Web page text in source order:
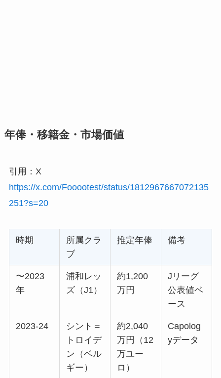
年俸・移籍金・市場価値
引用：X
https://x.com/Fooootest/status/1812967667072135
251?s=20
時期
所属クラ
ブ
推定年俸 備考
〜2023
年
浦和レッ
ズ（J1）
約1,200
万円
Jリーグ
公表値ベ
ース
2023-24
シント＝
トロイデ
ン（ベル
ギー）
約2,040
万円（12
万ユー
ロ）
Capolog
yデータ